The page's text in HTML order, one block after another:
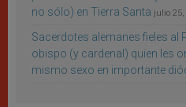
no sólo) en Tierra Santa julio 25,
Sacerdotes alemanes fieles al
obispo (y cardenal) quien les
mismo sexo en importante